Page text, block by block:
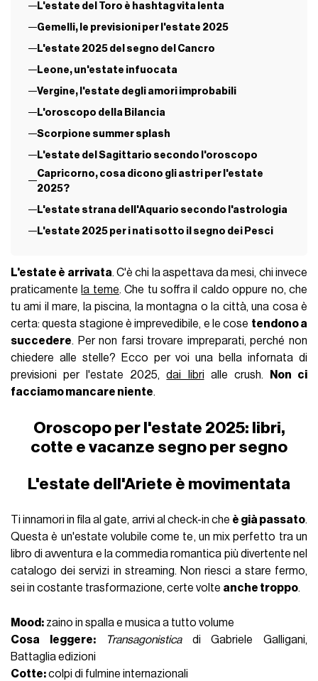
L'estate del Toro è hashtag vita lenta
Gemelli, le previsioni per l'estate 2025
L'estate 2025 del segno del Cancro
Leone, un'estate infuocata
Vergine, l'estate degli amori improbabili
L'oroscopo della Bilancia
Scorpione summer splash
L'estate del Sagittario secondo l'oroscopo
Capricorno, cosa dicono gli astri per l'estate
2025?
L'estate strana dell'Aquario secondo l'astrologia
L'estate 2025 per i nati sotto il segno dei Pesci
L'estate è arrivata. C'è chi la aspettava da mesi, chi invece
praticamente la teme. Che tu soffra il caldo oppure no, che
tu ami il mare, la piscina, la montagna o la città, una cosa è
certa: questa stagione è imprevedibile, e le cose tendono a
succedere. Per non farsi trovare impreparati, perché non
chiedere alle stelle? Ecco per voi una bella infornata di
previsioni per l'estate 2025,dai libri alle crush.
Non ci
facciamo mancare niente.
Oroscopo per l'estate 2025: libri,
cotte e vacanze segno per segno
L'estate dell'Ariete è movimentata
Ti innamori in fila al gate, arrivi al check-in che è già passato.
Questa è un'estate volubile come te, un mix perfetto tra un
libro di avventura e la commedia romantica più divertente nel
catalogo dei servizi in streaming. Non riesci a stare fermo,
sei in costante trasformazione, certe volte anche troppo.
Mood: zaino in spalla e musica a tutto volume
Cosa leggere:
Transagonisticadi Gabriele Galligani,
Battaglia edizioni
Cotte:colpi di fulmine internazionali